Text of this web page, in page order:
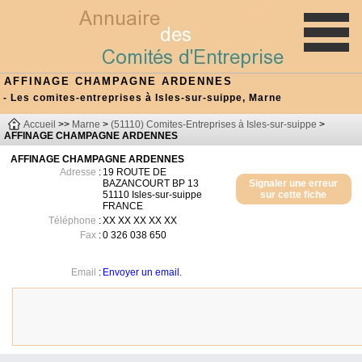
AFFINAGE CHAMPAGNE ARDENNES
- Les comites-entreprises à Isles-sur-suippe, Marne
Accueil >> Marne > (51110) Comites-Entreprises à Isles-sur-suippe >
AFFINAGE CHAMPAGNE ARDENNES
AFFINAGE CHAMPAGNE ARDENNES
Signaler une erreur
sur cette fiche
Adresse : 19 ROUTE DE
BAZANCOURT BP 13
51110 Isles-sur-suippe
FRANCE
Téléphone :XX XX XX XX XX
Fax :0 326 038 650
Email : Envoyer un email.